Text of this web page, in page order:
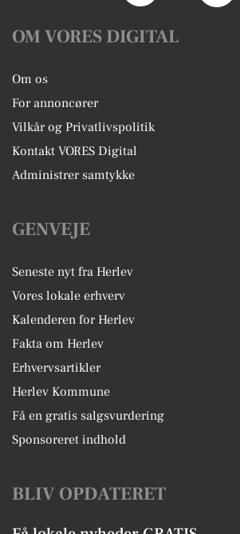
OM VORES DIGITAL
Om os
For annoncører
Vilkår og Privatlivspolitik
Kontakt VORES Digital
Administrer samtykke
GENVEJE
Seneste nyt fra Herlev
Vores lokale erhverv
Kalenderen for Herlev
Fakta om Herlev
Erhvervsartikler
Herlev Kommune
Få en gratis salgsvurdering
Sponsoreret indhold
BLIV OPDATERET